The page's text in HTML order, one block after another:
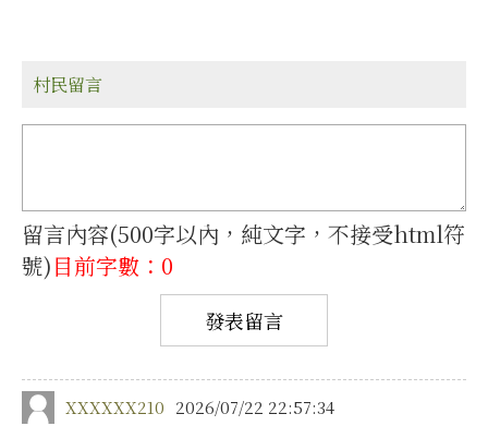
村民留言
留言內容(500字以內，純文字，不接受html符
號)目前字數：0
XXXXXX210 2026/07/22 22:57:34